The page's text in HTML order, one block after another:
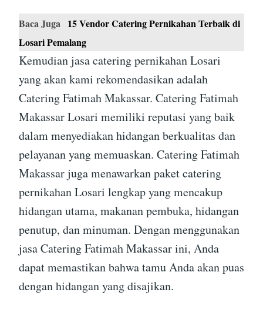
Baca Juga 15 Vendor Catering Pernikahan Terbaik di
Losari Pemalang
Kemudian jasa catering pernikahan Losari
yang akan kami rekomendasikan adalah
Catering Fatimah Makassar. Catering Fatimah
Makassar Losari memiliki reputasi yang baik
dalam menyediakan hidangan berkualitas dan
pelayanan yang memuaskan. Catering Fatimah
Makassar juga menawarkan paket catering
pernikahan Losari lengkap yang mencakup
hidangan utama, makanan pembuka, hidangan
penutup, dan minuman. Dengan menggunakan
jasa Catering Fatimah Makassar ini, Anda
dapat memastikan bahwa tamu Anda akan puas
dengan hidangan yang disajikan.